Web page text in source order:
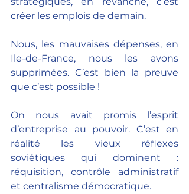
créer les emplois de demain.
Nous, les mauvaises dépenses, en
Ile-de-France, nous les avons
supprimées. C’est bien la preuve
que c’est possible !
On nous avait promis l’esprit
d’entreprise au pouvoir. C’est en
réalité les vieux réflexes
soviétiques qui dominent :
réquisition, contrôle administratif
et centralisme démocratique.